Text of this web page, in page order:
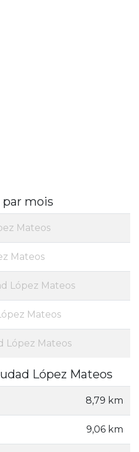
par mois
Mateos
Mateos
López Mateos
Mateos
López Mateos
López Mateos
8,79 km
9,06 km